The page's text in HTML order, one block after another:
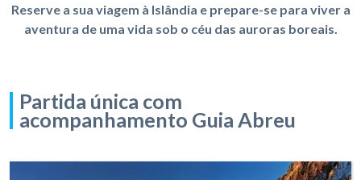
Reserve a sua viagem à Islândia e prepare-se para viver a
aventura de uma vida sob o céu das auroras boreais.
Partida única com
acompanhamento Guia Abreu